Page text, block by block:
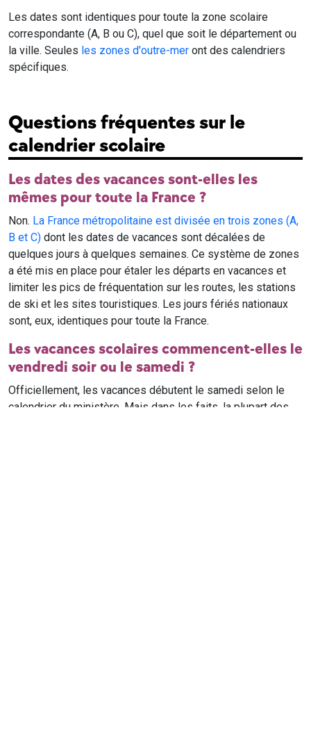
Les dates sont identiques pour toute la zone scolaire
correspondante (A, B ou C), quel que soit le département ou
la ville. Seules les zones d'outre-mer ont des calendriers
spécifiques.
Questions fréquentes sur le
calendrier scolaire
Les dates des vacances sont-elles les
mêmes pour toute la France ?
Non. La France métropolitaine est divisée en trois zones (A,
B et C) dont les dates de vacances sont décalées de
quelques jours à quelques semaines. Ce système de zones
a été mis en place pour étaler les départs en vacances et
limiter les pics de fréquentation sur les routes, les stations
de ski et les sites touristiques. Les jours fériés nationaux
sont, eux, identiques pour toute la France.
Les vacances scolaires commencent-elles le
vendredi soir ou le samedi ?
Officiellement, les vacances débutent le samedi selon le
calendrier du ministère. Mais dans les faits, la plupart des